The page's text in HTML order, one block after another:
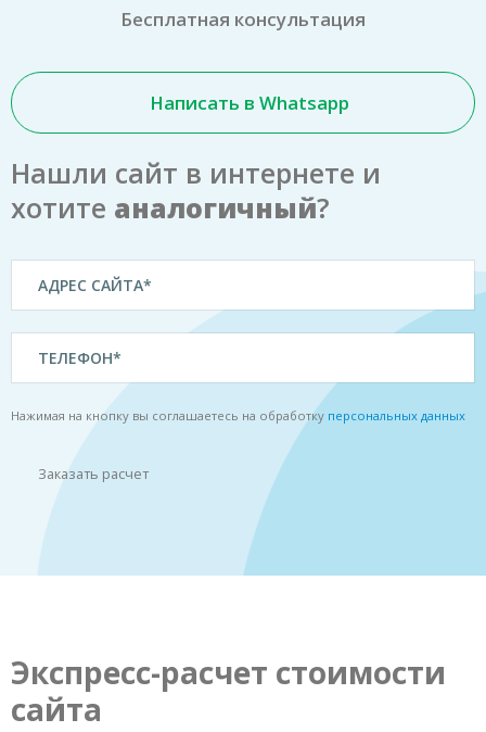
Бесплатная консультация
Написать в Whatsapp
Нашли сайт в интернете и
хотите аналогичный?
Нажимая на кнопку вы соглашаетесь на обработку персональных данных
Экспресс-расчет стоимости
сайта